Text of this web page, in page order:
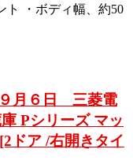
ト ・ボディ幅、約50
月６日 三菱電
Pシリーズ マッ
ドア /右開きタイ